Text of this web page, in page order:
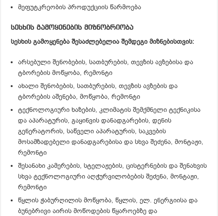
მეფუტკრეობის პროდუქციის წარმოება
სესხის გამოყენების მიზნობრიობა
სესხის გამოყენება შესაძლებელია შემდეგი მიზნებისთვის:
არსებული შენობების, სათბურების, თევზის ავზებისა და
ტბორების მოწყობა, რემონტი
ახალი შენობების, სათბურების, თევზის ავზების და
ტბორების აშენება, მოწყობა, რემონტი
ტექნოლოგიური ხაზების, კლიმატის შემქმნელი ტექნიკისა
და აპარატურის, გაყინვის დანადგარების, დენის
გენერატორის, საწველი აპარატურის, საკვების
მოსამზადებელი დანადგარებისა და სხვა შეძენა, მონტაჟი,
რემონტი
შესანახი კამერების, სტელაჟების, ცისტერნების და შენახვის
სხვა ტექნოლოგიური აღჭურვილობების შეძენა, მონტაჟი,
რემონტი
წყლის ჭაბურღილის მოწყობა, წყლის, ელ. ენერგიისა და
ბუნებრივი აირის მოწოდების წყაროებზე და